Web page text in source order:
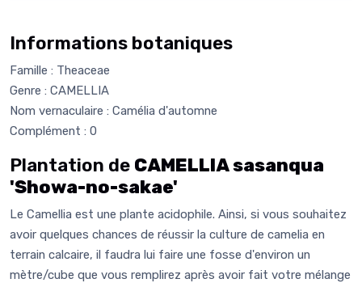
Informations botaniques
Famille : Theaceae
Genre : CAMELLIA
Nom vernaculaire : Camélia d'automne
Complément : 0
Plantation de CAMELLIA sasanqua
'Showa-no-sakae'
Le Camellia est une plante acidophile. Ainsi, si vous souhaitez
avoir quelques chances de réussir la culture de camelia en
terrain calcaire, il faudra lui faire une fosse d'environ un
mètre/cube que vous remplirez après avoir fait votre mélange